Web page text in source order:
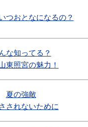
つおとなになるの？
な知ってる？
東照宮の魅力！
夏の強敵
されないために